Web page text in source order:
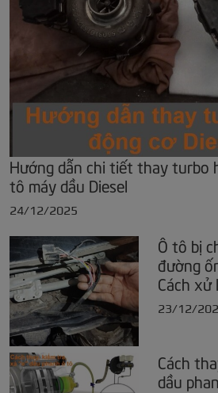
Hướng dẫn chi tiết thay turbo
tô máy dầu Diesel
24/12/2025
Ô tô bị
đường
Cách
23/12/
Cách
dầu